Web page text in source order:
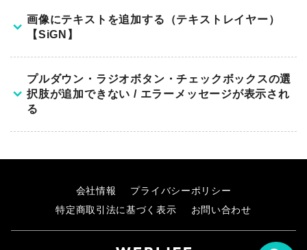
の所在地などを地図で分かりやすく表示できます。
埋め込み型は、APIキーの取得やクレジットカードの登録
が不要で、どなたでも無料でご利用いただけます。
ただし、地図のデザインをカスタマイズすることはでき
ご利用ください。
Google マップを選択
ブロックエディタ画面で外部サービスの〈Googleマッ
画像にテキストを追加する（テキストレイヤー）
【SiGN】
トを追加する方法を解説します。
プルダウン・ラジオボタン・チェックボックスの選
択肢が追加できない / エラーメッセージが表示され
る
を追加しようとすると、
い場合がございます。
会社情報
プライバシーポリシー
特定商取引法に基づく表示
お問い合わせ